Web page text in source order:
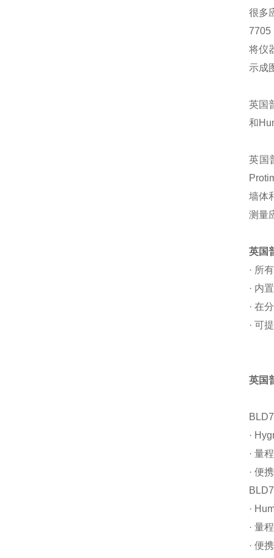
很多
7705
将仪
示成
英国
和
英国
墙体
测量
英国
· 所
· 内
· 在
· 可
英国
·
· 量
· 便
·
· 量
· 便